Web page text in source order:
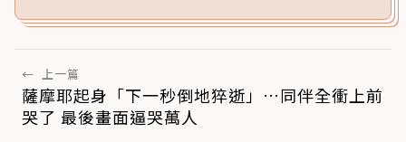
← 上一篇
薩摩耶起身「下一秒倒地猝逝」…同伴全衝上前
哭了 最後畫面逼哭萬人